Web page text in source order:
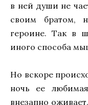
в ней души не
своим братом,
героине. Так в
иного способа
Но вскоре
ночь ее
внезапно